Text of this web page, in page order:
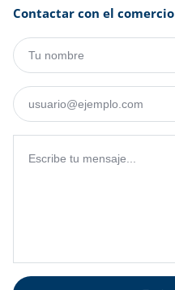
Contactar con el comercio